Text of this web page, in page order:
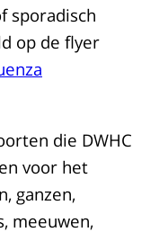
sporadisch
op de flyer
die DWHC
voor het
ganzen,
meeuwen,